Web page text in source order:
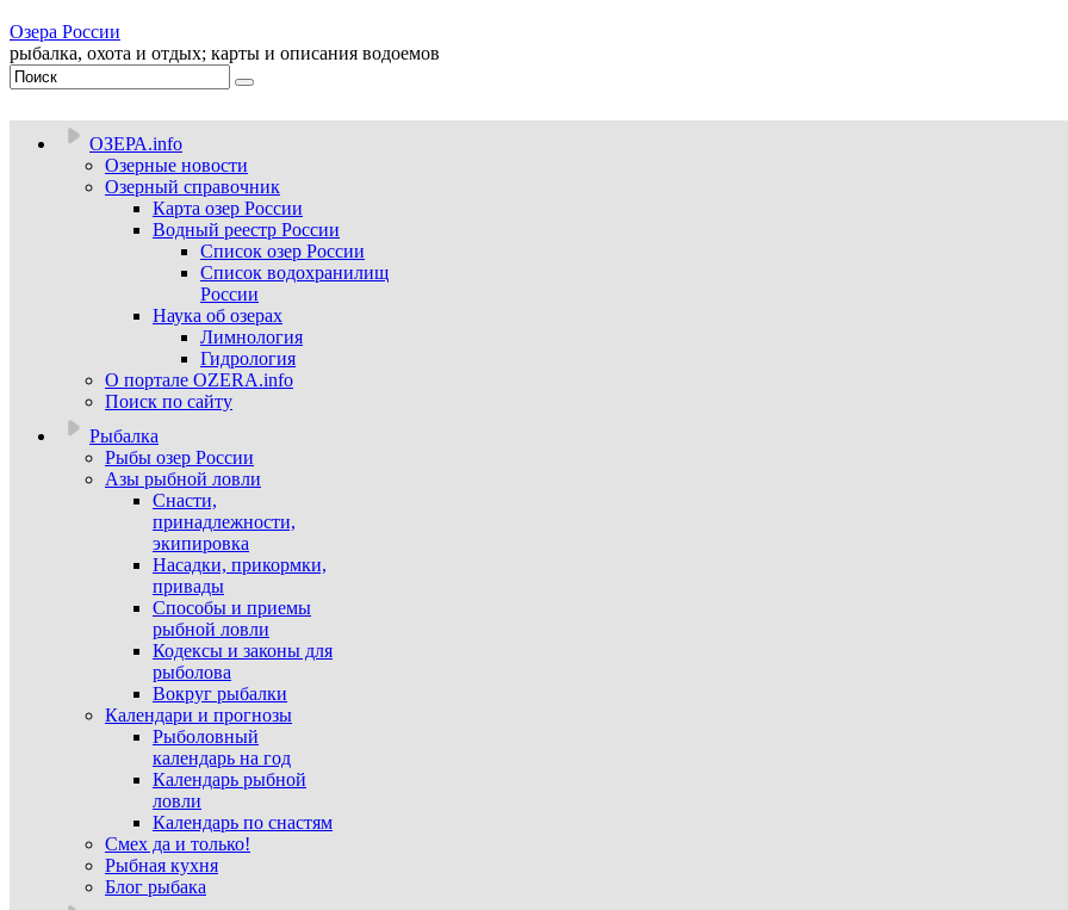
Озера России
рыбалка, охота и отдых; карты и описания водоемов
ОЗЕРА.info
Озерные новости
Озерный справочник
Карта озер России
Водный реестр России
Список озер России
Список водохранилищ
России
Наука об озерах
Лимнология
Гидрология
О портале OZERA.info
Поиск по сайту
Рыбалка
Рыбы озер России
Азы рыбной ловли
Снасти,
принадлежности,
экипировка
Насадки, прикормки,
привады
Способы и приемы
рыбной ловли
Кодексы и законы для
рыболова
Вокруг рыбалки
Календари и прогнозы
Рыболовный
календарь на год
Календарь рыбной
ловли
Календарь по снастям
Смех да и только!
Рыбная кухня
Блог рыбака